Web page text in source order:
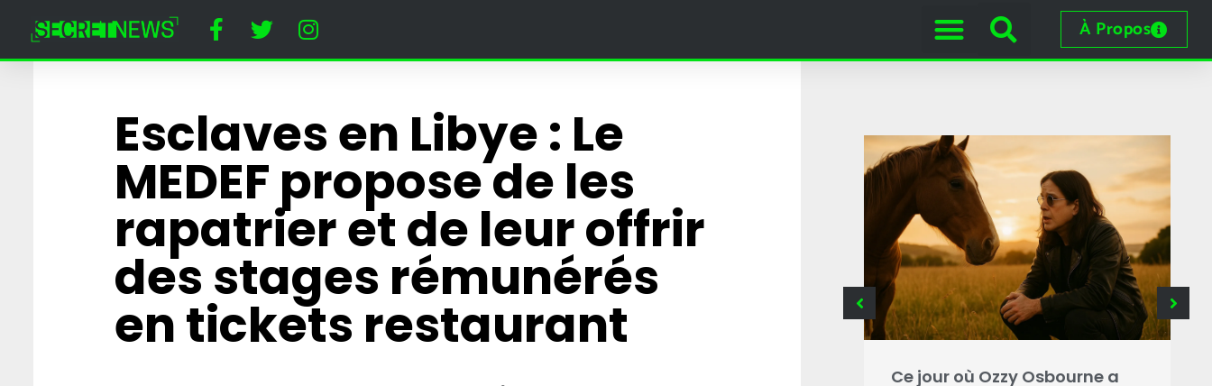
À Propos
Esclaves en Libye : Le
MEDEF propose de les
rapatrier et de leur offrir
des stages rémunérés
en tickets restaurant
Horreur à Disneyland Paris :
4 Fantastiques : une théorie
Ce jour où Ozzy Osbourne a